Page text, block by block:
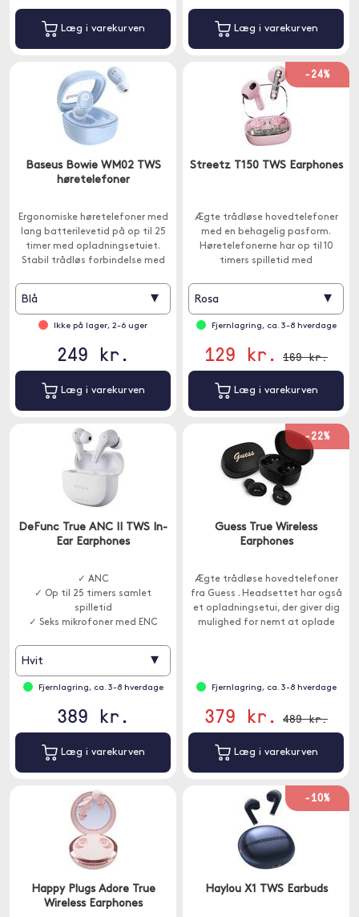
Læg i varekurven Læg i varekurven
Baseus Bowie WM02 TWS
høretelefoner
Ergonomiske høretelefoner med
lang batterilevetid på op til 25
timer med opladningsetuiet.
Stabil trådløs forbindelse med
Blå ▾
Ikke på lager, 2-6 uger
249 kr.
Læg i varekurven
-24%
Streetz T150 TWS Earphones
Ægte trådløse hovedtelefoner
med en behagelig pasform.
Høretelefonerne har op til 10
timers spilletid med
Rosa ▾
Fjernlagring, ca. 3-8 hverdage
129 kr. 169 kr.
Læg i varekurven
DeFunc True ANC II TWS In-
Ear Earphones
✓ ANC
✓ Op til 25 timers samlet
spilletid
✓ Seks mikrofoner med ENC
Hvit ▾
Fjernlagring, ca. 3-8 hverdage
389 kr.
Læg i varekurven
-22%
Guess True Wireless
Earphones
Ægte trådløse hovedtelefoner
fra Guess . Headsettet har også
et opladningsetui, der giver dig
mulighed for nemt at oplade
Fjernlagring, ca. 3-8 hverdage
379 kr. 489 kr.
Læg i varekurven
Happy Plugs Adore True
Wireless Earphones
-10%
Haylou X1 TWS Earbuds